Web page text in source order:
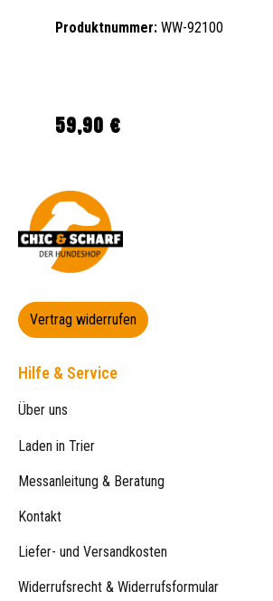
Produktnummer: WW-92100
Regulärer Preis:
59,90 €
Vertrag widerrufen
Hilfe & Service
Über uns
Laden in Trier
Messanleitung & Beratung
Kontakt
Liefer- und Versandkosten
Widerrufsrecht & Widerrufsformular